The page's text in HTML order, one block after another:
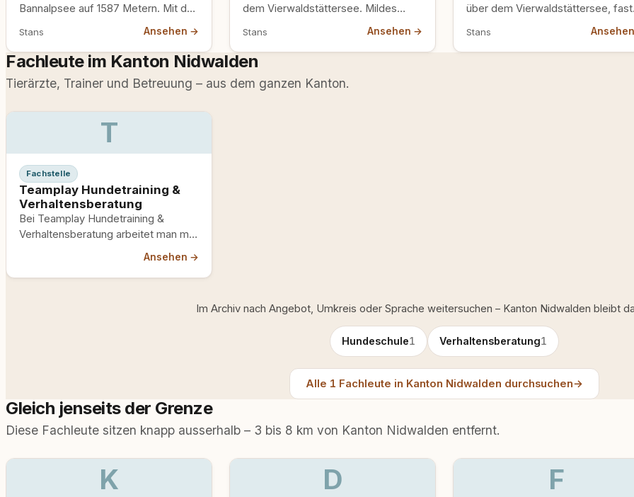
Bannalpsee auf 1587 Metern. Mit der
kleinen Luftseilbahn hinauf, oben fast
ebener Hochtal-Weg,
Bergrestaurants und Badestelle.
Familientauglich und gut mit Hund.
Stans Ansehen →
dem Vierwaldstättersee. Mildes
Klima, Seeblick, aber kurze steile
Felsstellen mit Leitern.
Stans Ansehen →
über dem Vierwaldstättersee, fast
Aussichtsreich, kaum Höhenmeter.
Stans
Fachleute im Kanton Nidwalden
Tierärzte, Trainer und Betreuung – aus dem ganzen Kanton.
T
Fachstelle
Teamplay Hundetraining &
Verhaltensberatung
Bei Teamplay Hundetraining &
Verhaltensberatung arbeitet man mit
auf wissenschaftlichen
Ansehen →
Im Archiv nach Angebot, Umkreis oder Sprache weitersuchen – Kanton Nidwalden bleibt
Hundeschule1 Verhaltensberatung1
Alle 1 Fachleute in Kanton Nidwalden durchsuchen→
Gleich jenseits der Grenze
Diese Fachleute sitzen knapp ausserhalb – 3 bis 8 km von Kanton Nidwalden entfernt.
K D F